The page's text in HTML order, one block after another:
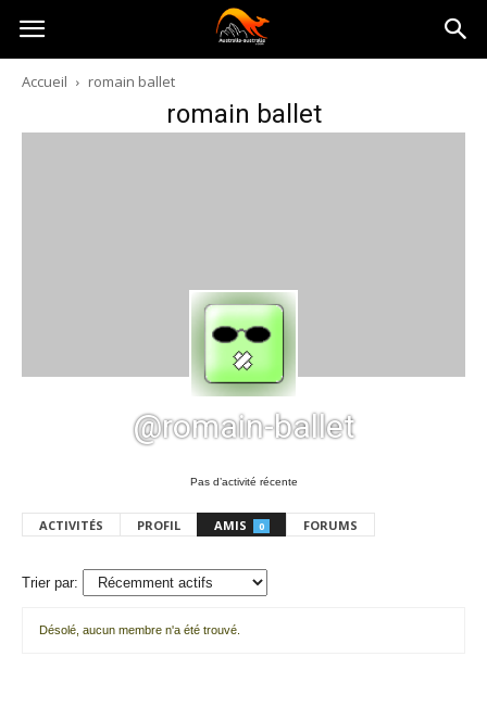
Australia-
australie.com
Accueil romain ballet
romain ballet
@romain-ballet
Pas d’activité récente
ACTIVITÉS PROFIL AMIS 0 FORUMS
Trier par:
Désolé, aucun membre n'a été trouvé.